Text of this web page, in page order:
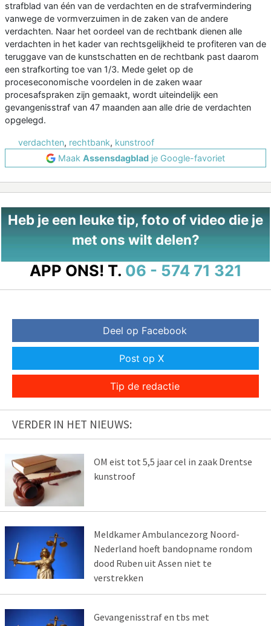
strafblad van één van de verdachten en de strafvermindering
vanwege de vormverzuimen in de zaken van de andere
verdachten. Naar het oordeel van de rechtbank dienen alle
verdachten in het kader van rechtsgelijkheid te profiteren van de
teruggave van de kunstschatten en de rechtbank past daarom
een strafkorting toe van 1/3. Mede gelet op de
proceseconomische voordelen in de zaken waar
procesafspraken zijn gemaakt, wordt uiteindelijk een
gevangenisstraf van 47 maanden aan alle drie de verdachten
opgelegd.
verdachten, rechtbank, kunstroof
Maak Assensdagblad je Google-favoriet
Heb je een leuke tip, foto of video die je
met ons wilt delen?
APP ONS! T. 06 - 574 71 321
Deel op Facebook
Post op X
Tip de redactie
VERDER IN HET NIEUWS:
OM eist tot 5,5 jaar cel in zaak Drentse
kunstroof
Meldkamer Ambulancezorg Noord-
Nederland hoeft bandopname rondom
dood Ruben uit Assen niet te
verstrekken
Gevangenisstraf en tbs met